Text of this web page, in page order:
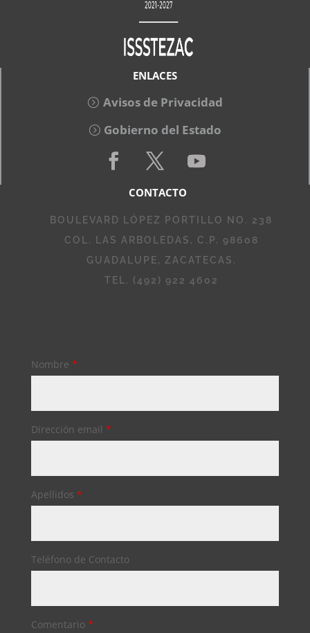
ENLACES
Avisos de Privacidad
Gobierno del Estado
CONTACTO
BOULEVARD LÓPEZ PORTILLO NO. 238
COL. LAS ARBOLEDAS, C.P. 98608
GUADALUPE, ZACATECAS.
TEL. (492) 922 4602
Nombre *
Dirección email *
Apellidos *
Teléfono de Contacto
Comentario *